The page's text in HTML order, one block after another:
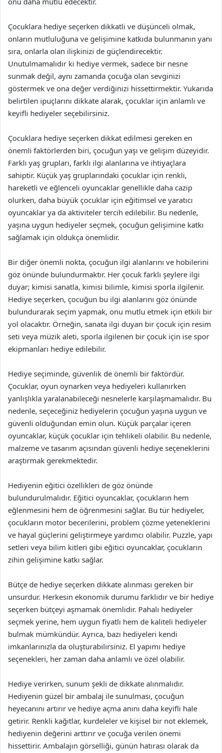
Çocuklara hediye seçerken dikkatli ve düşünceli olmak,
onların mutluluğuna ve gelişimine katkıda bulunmanın yanı
sıra, onlarla olan ilişkinizi de güçlendirecektir.
Unutulmamalıdır ki hediye vermek, sadece bir nesne
sunmak değil, aynı zamanda çocuğa olan sevginizi
göstermek ve ona değer verdiğinizi hissettirmektir. Yukarıda
belirtilen ipuçlarını dikkate alarak, çocuklar için anlamlı ve
keyifli hediyeler seçebilirsiniz.
Çocuklara hediye seçerken dikkat edilmesi gereken en
önemli faktörlerden biri, çocuğun yaşı ve gelişim düzeyidir.
Farklı yaş grupları, farklı ilgi alanlarına ve ihtiyaçlara
sahiptir. Küçük yaş gruplarındaki çocuklar için renkli,
hareketli ve eğlenceli oyuncaklar genellikle daha cazip
olurken, daha büyük çocuklar için eğitimsel ve yaratıcı
oyuncaklar ya da aktiviteler tercih edilebilir. Bu nedenle,
yaşına uygun hediyeler seçmek, çocuğun gelişimine katkı
sağlamak için oldukça önemlidir.
Bir diğer önemli nokta, çocuğun ilgi alanlarını ve hobilerini
göz önünde bulundurmaktır. Her çocuk farklı şeylere ilgi
duyar; kimisi sanatla, kimisi bilimle, kimisi sporla ilgilenir.
Hediye seçerken, çocuğun bu ilgi alanlarını göz önünde
bulundurarak seçim yapmak, onu mutlu etmek için etkili bir
yol olacaktır. Örneğin, sanata ilgi duyan bir çocuk için resim
seti veya müzik aleti, sporla ilgilenen bir çocuk için ise spor
ekipmanları hediye edilebilir.
Hediye seçiminde, güvenlik de önemli bir faktördür.
Çocuklar, oyun oynarken veya hediyeleri kullanırken
yanlışlıkla yaralanabileceği nesnelerle karşılaşmamalıdır. Bu
nedenle, seçeceğiniz hediyelerin çocuğun yaşına uygun ve
güvenli olduğundan emin olun. Küçük parçalar içeren
oyuncaklar, küçük çocuklar için tehlikeli olabilir. Bu nedenle,
malzeme ve tasarım açısından güvenli hediye seçeneklerini
araştırmak gerekmektedir.
Hediyenin eğitici özellikleri de göz önünde
bulundurulmalıdır. Eğitici oyuncaklar, çocukların hem
eğlenmesini hem de öğrenmesini sağlar. Bu tür hediyeler,
çocukların motor becerilerini, problem çözme yeteneklerini
ve hayal güçlerini geliştirmeye yardımcı olabilir. Puzzle, yapı
setleri veya bilim kitleri gibi eğitici oyuncaklar, çocukların
zihin gelişimine katkı sağlar.
Bütçe de hediye seçerken dikkate alınması gereken bir
unsurdur. Herkesin ekonomik durumu farklıdır ve bir hediye
seçerken bütçeyi aşmamak önemlidir. Pahalı hediyeler
seçmek yerine, hem uygun fiyatlı hem de kaliteli hediyeler
bulmak mümkündür. Ayrıca, bazı hediyeleri kendi
imkanlarınızla da oluşturabilirsiniz. El yapımı hediye
seçenekleri, her zaman daha anlamlı ve özel olabilir.
Hediye verirken, sunum şekli de dikkate alınmalıdır.
Hediyenin güzel bir ambalaj ile sunulması, çocuğun
heyecanını artırır ve hediye açma anını daha keyifli hale
getirir. Renkli kağıtlar, kurdeleler ve kişisel bir not eklemek,
hediyenin değerini arttırır ve çocuğa verilen önemi
hissettirir. Ambalajın görselliği, günün hatırası olarak da